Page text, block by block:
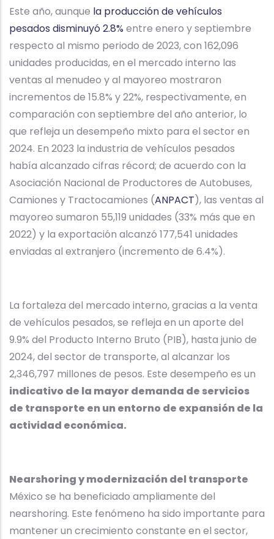
Este año, aunque la producción de vehículos
pesados disminuyó 2.8% entre enero y septiembre
respecto al mismo periodo de 2023, con 162,096
unidades producidas, en el mercado interno las
ventas al menudeo y al mayoreo mostraron
incrementos de 15.8% y 22%, respectivamente, en
comparación con septiembre del año anterior, lo
que refleja un desempeño mixto para el sector en
2024. En 2023 la industria de vehículos pesados
había alcanzado cifras récord; de acuerdo con la
Asociación Nacional de Productores de Autobuses,
Camiones y Tractocamiones (ANPACT), las ventas al
mayoreo sumaron 55,119 unidades (33% más que en
2022) y la exportación alcanzó 177,541 unidades
enviadas al extranjero (incremento de 6.4%).
La fortaleza del mercado interno, gracias a la venta
de vehículos pesados, se refleja en un aporte del
9.9% del Producto Interno Bruto (PIB), hasta junio de
2024, del sector de transporte, al alcanzar los
2,346,797 millones de pesos. Este desempeño es un
indicativo de la mayor demanda de servicios
de transporte en un entorno de expansión de la
actividad económica.
Nearshoring y modernización del transporte
México se ha beneficiado ampliamente del
nearshoring. Este fenómeno ha sido importante para
mantener un crecimiento constante en el sector,